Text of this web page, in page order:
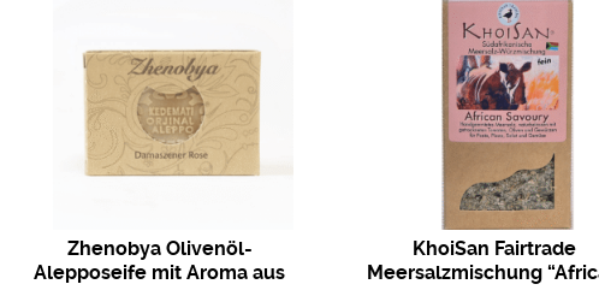
Zhenobya Olivenöl-
Alepposeife mit Aroma aus
KhoiSan Fairtrade
Meersalzmischung